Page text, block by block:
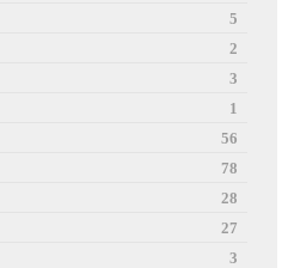
5
2
3
1
56
78
28
27
3